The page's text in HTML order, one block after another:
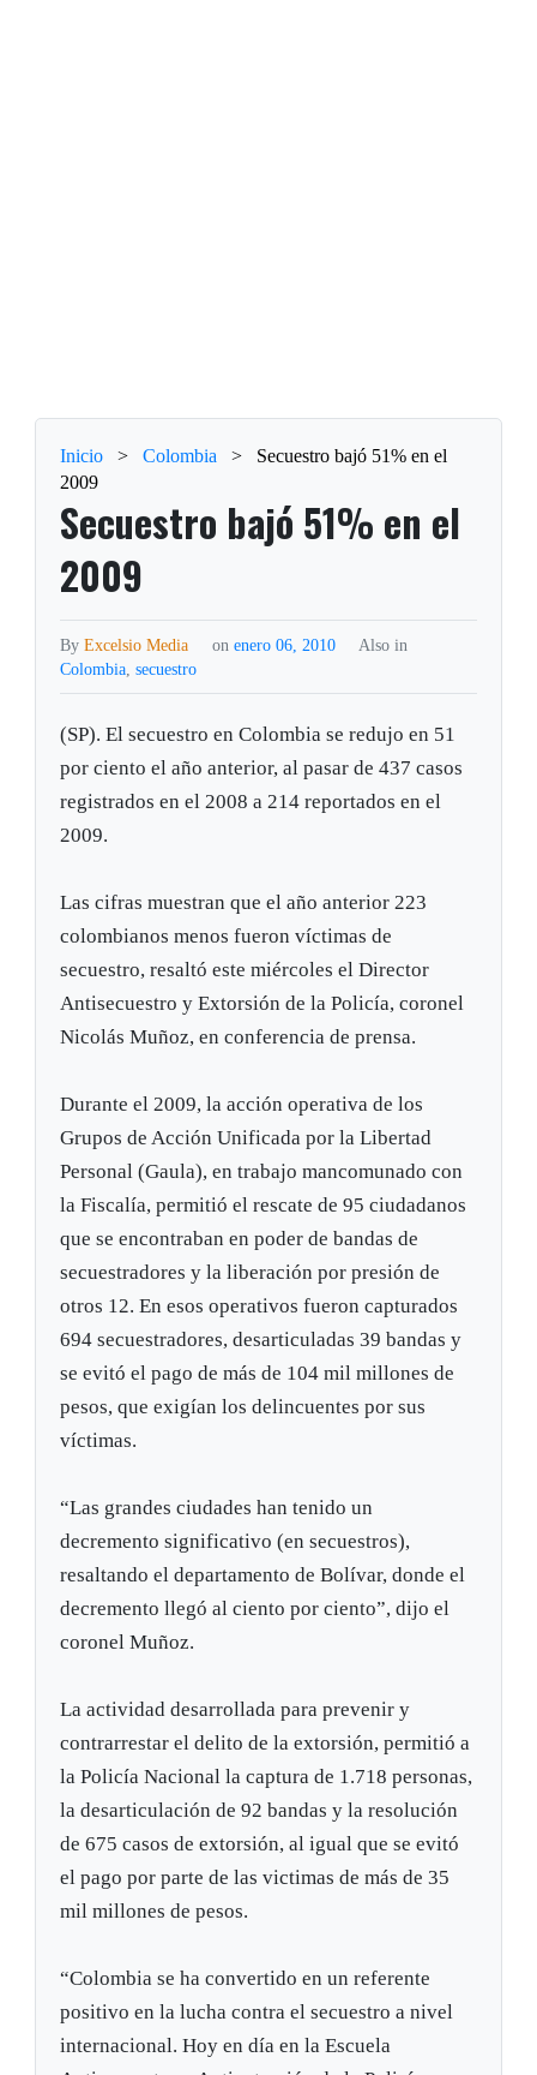
Inicio > Colombia >
Secuestro bajó 51% en el
2009
Secuestro bajó 51% en el
2009
ByExcelsio Media on enero 06, 2010
Also in
Colombia,secuestro
(SP). El secuestro en Colombia se redujo en 51
por ciento el año anterior, al pasar de 437 casos
registrados en el 2008 a 214 reportados en el
2009.
Las cifras muestran que el año anterior 223
colombianos menos fueron víctimas de
secuestro, resaltó este miércoles el Director
Antisecuestro y Extorsión de la Policía, coronel
Nicolás Muñoz, en conferencia de prensa.
Durante el 2009, la acción operativa de los
Grupos de Acción Unificada por la Libertad
Personal (Gaula), en trabajo mancomunado con
la Fiscalía, permitió el rescate de 95 ciudadanos
que se encontraban en poder de bandas de
secuestradores y la liberación por presión de
otros 12. En esos operativos fueron capturados
694 secuestradores, desarticuladas 39 bandas y
se evitó el pago de más de 104 mil millones de
pesos, que exigían los delincuentes por sus
víctimas.
“Las grandes ciudades han tenido un
decremento significativo (en secuestros),
resaltando el departamento de Bolívar, donde el
decremento llegó al ciento por ciento”, dijo el
coronel Muñoz.
La actividad desarrollada para prevenir y
contrarrestar el delito de la extorsión, permitió a
la Policía Nacional la captura de 1.718 personas,
la desarticulación de 92 bandas y la resolución
de 675 casos de extorsión, al igual que se evitó
el pago por parte de las victimas de más de 35
mil millones de pesos.
“Colombia se ha convertido en un referente
positivo en la lucha contra el secuestro a nivel
internacional. Hoy en día en la Escuela